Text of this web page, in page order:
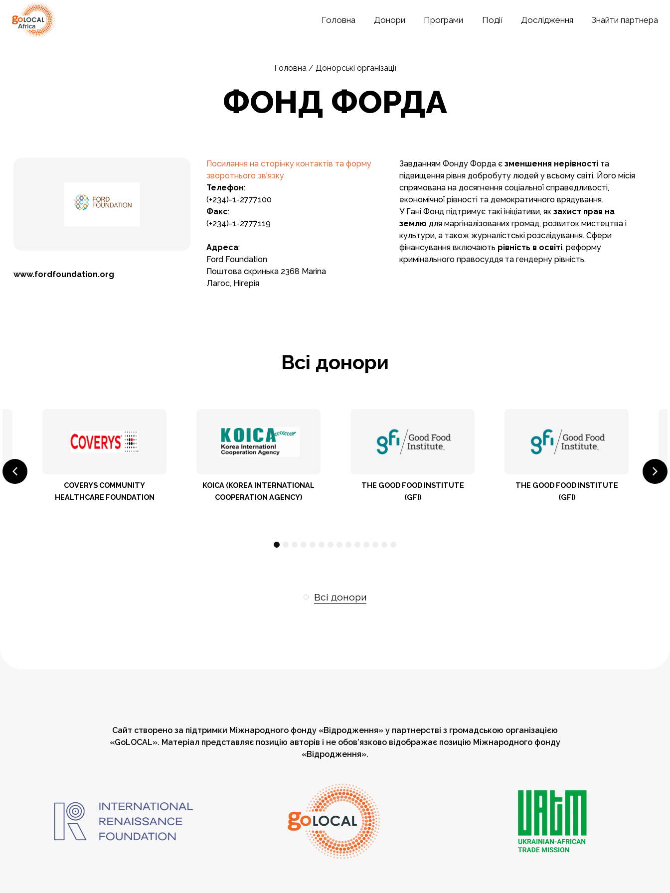
Головна Донори Програми Події Дослідження Знайти партнера
Головна/ Донорські організації
ФОНД ФОРДА
www.fordfoundation.org
Посилання на сторінку контактів та форму
зворотнього зв'язку
Телефон:
(+234)-1-2777100
Факс:
(+234)-1-2777119
Адреса:
Ford Foundation
Поштова скринька 2368 Marina
Лагос, Нігерія
Завданням Фонду Форда є зменшення нерівності та
підвищення рівня добробуту людей у всьому світі. Його місія
спрямована на досягнення соціальної справедливості,
економічної рівності та демократичного врядування.
У Гані Фонд підтримує такі ініціативи, як захист прав на
землю для маргіналізованих громад, розвиток мистецтва і
культури, а також журналістські розслідування. Сфери
фінансування включають рівність в освіті, реформу
кримінального правосуддя та гендерну рівність.
Всі донори
COVERYS COMMUNITY
FOUNDATION
KOICA (KOREA INTERNATIONAL
COOPERATION AGENCY)
THE GOOD FOOD INSTITUTE
THE GOOD FOOD INSTITUTE
ВОЗ
4
Всі донори
Сайт створено за підтримки Міжнародного фонду «Відродження» у партнерстві з громадською організацією
«GoLOCAL». Матеріал представляє позицію авторів і не обов’язково відображає позицію Міжнародного фонду
«Відродження».